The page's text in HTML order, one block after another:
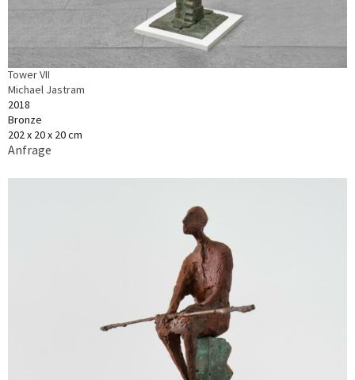
Tower VII
Michael Jastram
2018
Bronze
202 x 20 x 20 cm
Anfrage